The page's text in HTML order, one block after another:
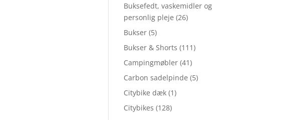
Buksefedt, vaskemidler og
personlig pleje (26)
Bukser (5)
Bukser & Shorts (111)
Campingmøbler (41)
Carbon sadelpinde (5)
Citybike dæk (1)
Citybikes (128)